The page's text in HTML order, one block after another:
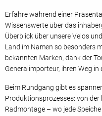
Erfahre während einer
Wissenswerte über das
Überblick über unsere Velos
Land im Namen so besonders
bekannten Marken, dank der
Generalimporteur, ihren Weg in
Beim Rundgang gibt es
Produktionsprozesses: von der
Radmontage – wo jede